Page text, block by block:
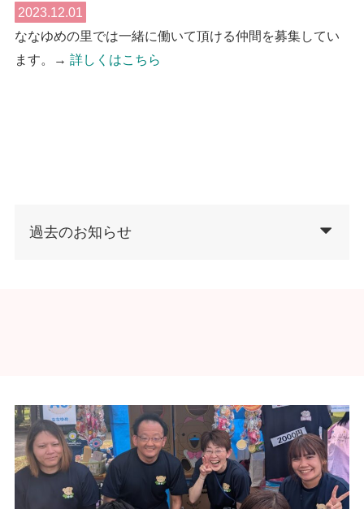
2023.12.01
ななゆめの里では一緒に働いて頂ける仲間を募集してい
ます。→ 詳しくはこちら
過去のお知らせ